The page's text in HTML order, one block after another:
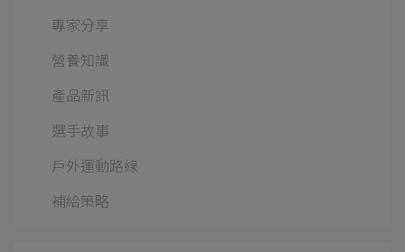
專家分享
營養知識
產品新訊
選手故事
戶外運動路線
補給策略